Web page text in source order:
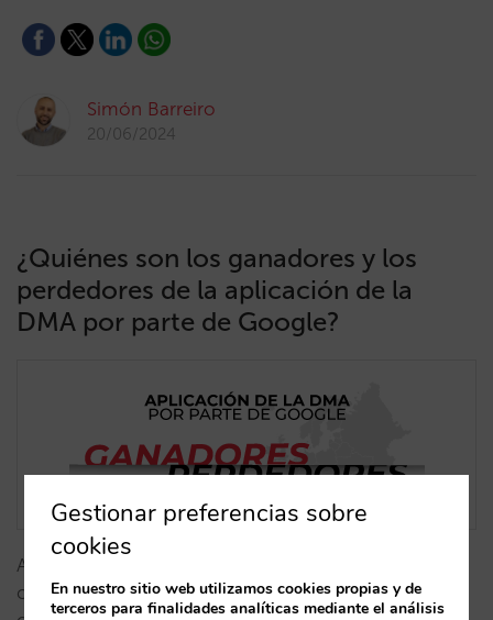
Simón Barreiro
20/06/2024
¿Quiénes son los ganadores y los
perdedores de la aplicación de la
DMA por parte de Google?
A raíz de la DMA, ¿está perdiendo Google Hotels
cuota como metabuscador? ¿Están aprovechándolo
Gestionar preferencias sobre
cookies
En nuestro sitio web utilizamos cookies propias y de
terceros para finalidades analíticas mediante el análisis